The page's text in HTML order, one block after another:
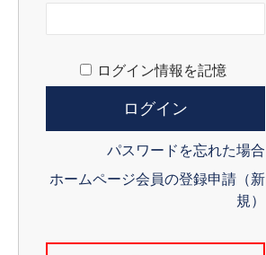
ログイン情報を記憶
パスワードを忘れた場合
ホームページ会員の登録申請（新
規）